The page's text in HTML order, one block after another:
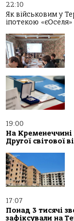
22:10
Як військовим у
іпотекою «єОселя»
19:00
На Кременеччині
Другої світової
17:07
Понад 3 тисячі
зафіксували на